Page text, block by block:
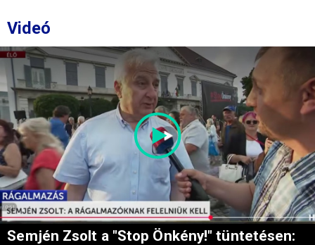
Videó
Semjén Zsolt a "Stop Önkény!" tüntetésen: